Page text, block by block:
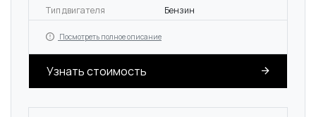
Тип двигателя
Бензин
Посмотреть полное описание
Узнать стоимость